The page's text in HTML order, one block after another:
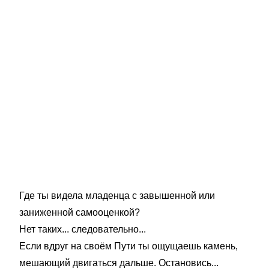
Где ты видела младенца с завышенной или
заниженной самооценкой?
Нет таких... следовательно...
Если вдруг на своём Пути ты ощущаешь камень,
мешающий двигаться дальше. Остановись...